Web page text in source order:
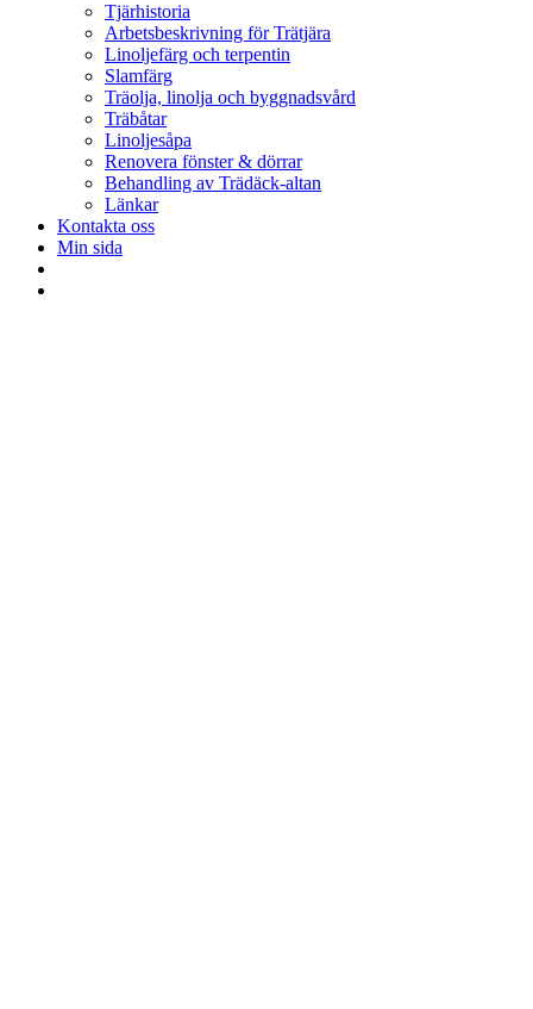
Tjärhistoria
Arbetsbeskrivning för Trätjära
Linoljefärg och terpentin
Slamfärg
Träolja, linolja och byggnadsvård
Träbåtar
Linoljesåpa
Renovera fönster & dörrar
Behandling av Trädäck-altan
Länkar
Kontakta oss
Min sida